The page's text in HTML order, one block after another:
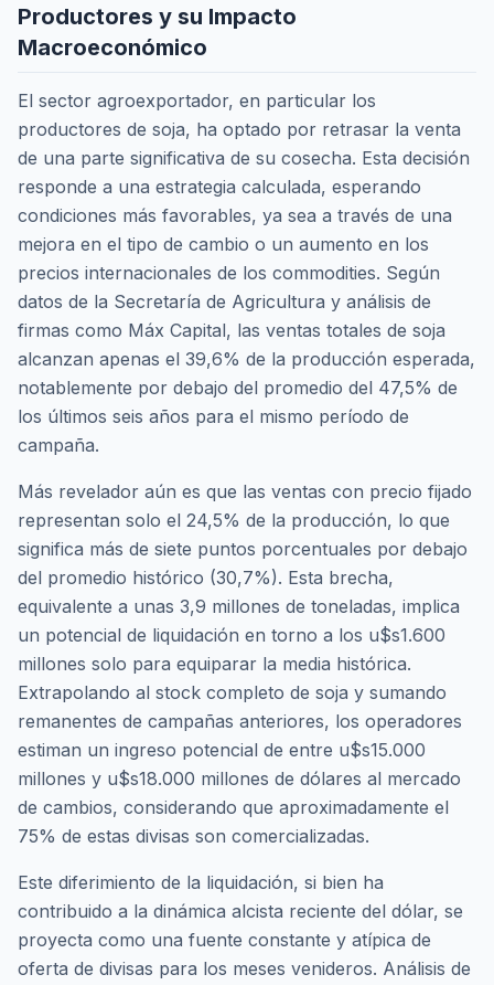
Productores y su Impacto
Macroeconómico
El sector agroexportador, en particular los
productores de soja, ha optado por retrasar la venta
de una parte significativa de su cosecha. Esta decisión
responde a una estrategia calculada, esperando
condiciones más favorables, ya sea a través de una
mejora en el tipo de cambio o un aumento en los
precios internacionales de los commodities. Según
datos de la Secretaría de Agricultura y análisis de
firmas como Máx Capital, las ventas totales de soja
alcanzan apenas el 39,6% de la producción esperada,
notablemente por debajo del promedio del 47,5% de
los últimos seis años para el mismo período de
campaña.
Más revelador aún es que las ventas con precio fijado
representan solo el 24,5% de la producción, lo que
significa más de siete puntos porcentuales por debajo
del promedio histórico (30,7%). Esta brecha,
equivalente a unas 3,9 millones de toneladas, implica
un potencial de liquidación en torno a los u$s1.600
millones solo para equiparar la media histórica.
Extrapolando al stock completo de soja y sumando
remanentes de campañas anteriores, los operadores
estiman un ingreso potencial de entre u$s15.000
millones y u$s18.000 millones de dólares al mercado
de cambios, considerando que aproximadamente el
75% de estas divisas son comercializadas.
Este diferimiento de la liquidación, si bien ha
contribuido a la dinámica alcista reciente del dólar, se
proyecta como una fuente constante y atípica de
oferta de divisas para los meses venideros. Análisis de